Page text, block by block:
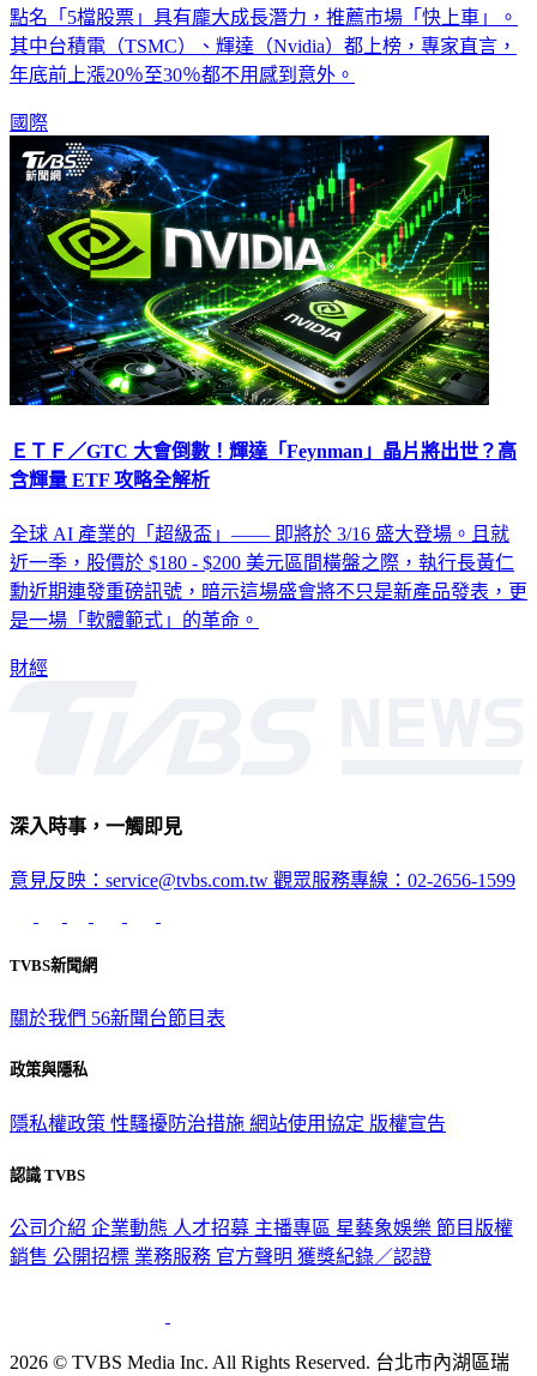
點名「5檔股票」具有龐大成長潛力，推薦市場「快上車」。
其中台積電（TSMC）、輝達（Nvidia）都上榜，專家直言，
年底前上漲20％至30％都不用感到意外。
國際
ＥＴＦ／GTC 大會倒數！輝達「Feynman」晶片將出世？高
含輝量 ETF 攻略全解析
全球 AI 產業的「超級盃」—— 即將於 3/16 盛大登場。且就
近一季，股價於 $180 - $200 美元區間橫盤之際，執行長黃仁
勳近期連發重磅訊號，暗示這場盛會將不只是新產品發表，更
是一場「軟體範式」的革命。
財經
深入時事，一觸即見
意見反映：service@tvbs.com.tw 觀眾服務專線：02-2656-1599
TVBS新聞網
關於我們 56新聞台節目表
政策與隱私
隱私權政策 性騷擾防治措施 網站使用協定 版權宣告
認識 TVBS
公司介紹 企業動態 人才招募 主播專區 星藝象娛樂 節目版權
銷售 公開招標 業務服務 官方聲明 獲獎紀錄／認證
2026 © TVBS Media Inc. All Rights Reserved. 台北市內湖區瑞